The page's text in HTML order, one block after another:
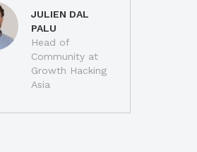
JULIEN DAL
PALU
Head of
Community at
Growth Hacking
Asia